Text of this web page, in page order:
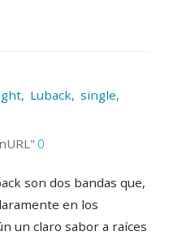
, Luback, single,
0
son dos bandas que,
en los
un claro sabor a raíces